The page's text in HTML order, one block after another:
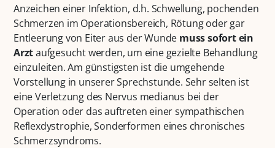
Anzeichen einer Infektion, d.h. Schwellung, pochenden
Schmerzen im Operationsbereich, Rötung oder gar
Entleerung von Eiter aus der Wunde muss sofort ein
Arztaufgesucht werden, um eine gezielte Behandlung
einzuleiten. Am günstigsten ist die umgehende
Vorstellung in unserer Sprechstunde. Sehr selten ist
eine Verletzung des Nervus medianus bei der
Operation oder das auftreten einer sympathischen
Reflexdystrophie, Sonderformen eines chronisches
Schmerzsyndroms.